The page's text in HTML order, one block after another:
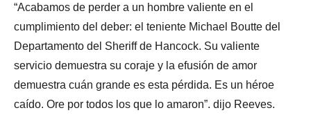
“Acabamos de perder a un hombre valiente en el
cumplimiento del deber: el teniente Michael Boutte del
Departamento del Sheriff de Hancock. Su valiente
servicio demuestra su coraje y la efusión de amor
demuestra cuán grande es esta pérdida. Es un héroe
caído. Ore por todos los que lo amaron”. dijo Reeves.